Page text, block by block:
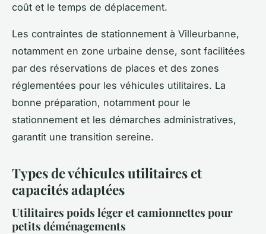
coût et le temps de déplacement.
Les contraintes de stationnement à Villeurbanne,
notamment en zone urbaine dense, sont facilitées
par des réservations de places et des zones
réglementées pour les véhicules utilitaires. La
bonne préparation, notamment pour le
stationnement et les démarches administratives,
garantit une transition sereine.
Types de véhicules utilitaires et
capacités adaptées
Utilitaires poids léger et camionnettes pour
petits déménagements